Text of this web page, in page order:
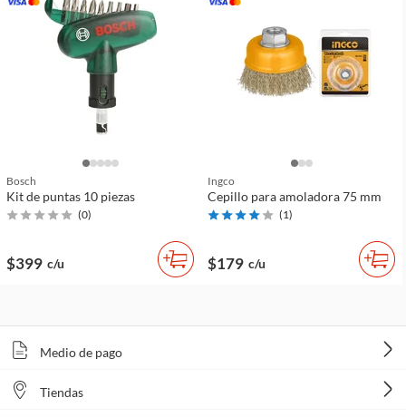
Bosch
Kit de puntas 10 piezas
(0)
$399 c/u
Ingco
Cepillo para amoladora 75 mm
(1)
$179 c/u
Medio de pago
Tiendas